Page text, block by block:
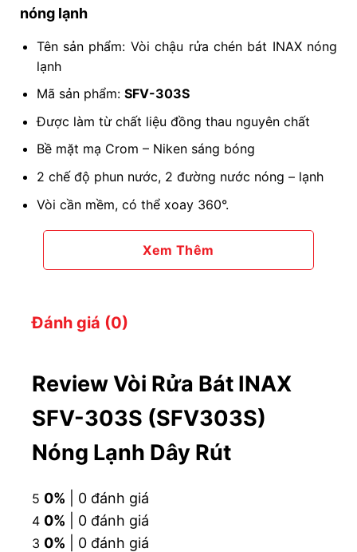
nóng lạnh
Tên sản phẩm: Vòi chậu rửa chén bát INAX nóng
lạnh
Mã sản phẩm: SFV-303S
Được làm từ chất liệu đồng thau nguyên chất
Bề mặt mạ Crom – Niken sáng bóng
2 chế độ phun nước, 2 đường nước nóng – lạnh
Vòi cần mềm, có thể xoay 360°.
Nguyên hộp Vòi nước rửa bát INAX SFV-303S
(SFV303S) nóng lạnh
(Nguồn: INAX)
Xem Thêm
Đánh giá (0)
Review Vòi Rửa Bát INAX
SFV-303S (SFV303S)
Nóng Lạnh Dây Rút
5 0% | 0 đánh giá
4 0% | 0 đánh giá
3 0% | 0 đánh giá